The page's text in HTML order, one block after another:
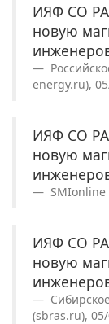
ИЯФ СО
новую
energy.ru),
ИЯФ СО
новую
SMIonline
ИЯФ СО
новую
(sbras.ru),